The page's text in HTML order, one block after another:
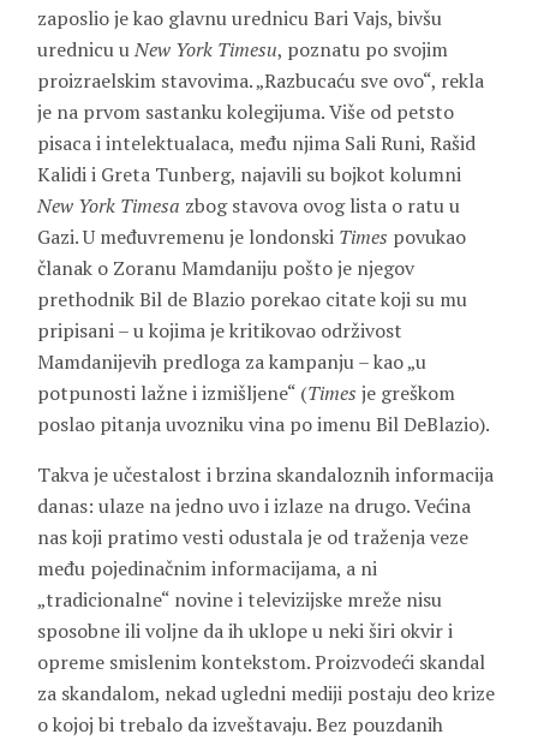
zaposlio je kao glavnu urednicu Bari Vajs, bivšu
urednicu uNew York Timesu, poznatu po svojim
proizraelskim stavovima. „Razbucaću sve ovo“, rekla
je na prvom sastanku kolegijuma. Više od petsto
pisaca i intelektualaca, među njima Sali Runi, Rašid
Kalidi i Greta Tunberg, najavili su bojkot kolumni
New York Timesa zbog stavova ovog lista o ratu u
Gazi. U međuvremenu je londonski Times povukao
članak o Zoranu Mamdaniju pošto je njegov
prethodnik Bil de Blazio porekao citate koji su mu
pripisani – u kojima je kritikovao održivost
Mamdanijevih predloga za kampanju – kao „u
potpunosti lažne i izmišljene“ (Times je greškom
poslao pitanja uvozniku vina po imenu Bil DeBlazio).
Takva je učestalost i brzina skandaloznih informacija
danas: ulaze na jedno uvo i izlaze na drugo. Većina
nas koji pratimo vesti odustala je od traženja veze
među pojedinačnim informacijama, a ni
„tradicionalne“ novine i televizijske mreže nisu
sposobne ili voljne da ih uklope u neki širi okvir i
opreme smislenim kontekstom. Proizvodeći skandal
za skandalom, nekad ugledni mediji postaju deo krize
o kojoj bi trebalo da izveštavaju. Bez pouzdanih